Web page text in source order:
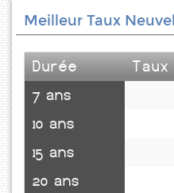
Meilleur Taux
Durée
Taux
7 ans
10 ans
15 ans
20 ans